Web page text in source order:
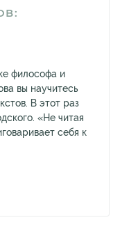
философа и
вы научитесь
В этот раз
«Не читая
себя к